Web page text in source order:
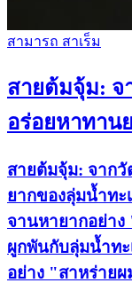
สามารถ สาเร็ม
สายต้มจุ้ม: จ
อร่อยหาทาน
สายต้มจุ้ม: จาก
ยากของลุ่มน้ำทะ
จานหายากอย่า
ผูกพันกับลุ่มน้ำท
อย่าง "สาหร่าย